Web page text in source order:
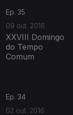
Ep. 35
09 out. 2016
XXVIII Domingo
do Tempo
Comum
Ep. 34
02 out. 2016